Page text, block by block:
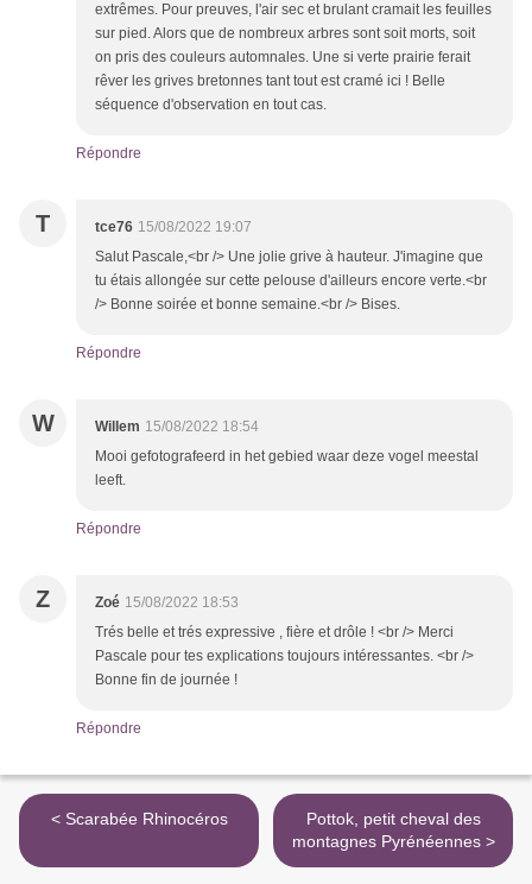
extrêmes. Pour preuves, l'air sec et brulant cramait les feuilles
sur pied. Alors que de nombreux arbres sont soit morts, soit
on pris des couleurs automnales. Une si verte prairie ferait
rêver les grives bretonnes tant tout est cramé ici ! Belle
séquence d'observation en tout cas.
Répondre
T tce76 15/08/2022 19:07
Salut Pascale,<br /> Une jolie grive à hauteur. J'imagine que
tu étais allongée sur cette pelouse d'ailleurs encore verte.<br
/> Bonne soirée et bonne semaine.<br /> Bises.
Répondre
W Willem 15/08/2022 18:54
Mooi gefotografeerd in het gebied waar deze vogel meestal
leeft.
Répondre
Z Zoé 15/08/2022 18:53
Trés belle et trés expressive , fière et drôle ! <br /> Merci
Pascale pour tes explications toujours intéressantes. <br />
Bonne fin de journée !
Répondre
< Scarabée Rhinocéros
Pottok, petit cheval des
montagnes Pyrénéennes >